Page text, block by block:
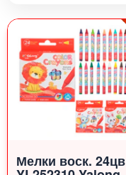
Мелки воск. 24цв